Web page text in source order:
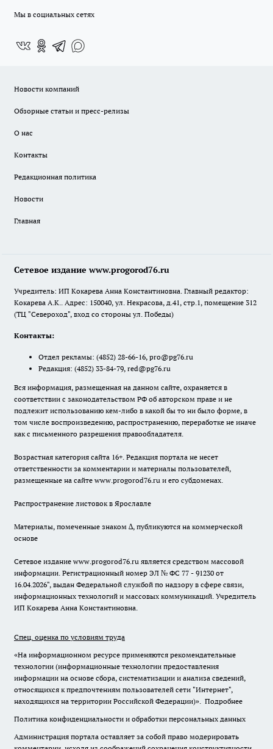
Мы в социальных сетях
Новости компаний
Обзорные статьи и пресс-релизы
О нас
Контакты
Редакционная политика
Новости
Главная
Сетевое издание www.progorod76.ru
Учредитель: ИП Кокарева Анна Константиновна. Главный редактор:
Кокарева А.К.. Адрес: 150040, ул. Некрасова, д.41, стр.1, помещение 312
(ТЦ "Североход", вход со стороны ул. Победы)
Контакты:
Отдел рекламы: (4852) 28-66-16, pro@pg76.ru
Редакция: (4852) 33-84-79, red@pg76.ru
Вся информация, размещенная на данном сайте, охраняется в
соответствии с законодательством РФ об авторском праве и не
подлежит использованию кем-либо в какой бы то ни было форме, в
том числе воспроизведению, распространению, переработке не иначе
как с письменного разрешения правообладателя.
Возрастная категория сайта 16+. Редакция портала не несет
ответственности за комментарии и материалы пользователей,
размещенные на сайте www.progorod76.ru и его субдоменах.
Распространение листовок в Ярославле
Материалы, помеченные знаком ∆, публикуются на коммерческой
основе
Сетевое издание www.progorod76.ru является средством массовой
информации. Регистрационный номер ЭЛ № ФС 77 - 91230 от
16.04.2026", выдан Федеральной службой по надзору в сфере связи,
информационных технологий и массовых коммуникаций. Учредитель
ИП Кокарева Анна Константиновна.
Спец. оценка по условиям труда
«На информационном ресурсе применяются рекомендательные
технологии (информационные технологии предоставления
информации на основе сбора, систематизации и анализа сведений,
относящихся к предпочтениям пользователей сети "Интернет",
находящихся на территории Российской Федерации)». Подробнее
Политика конфиденциальности и обработки персональных данных
Администрация портала оставляет за собой право модерировать